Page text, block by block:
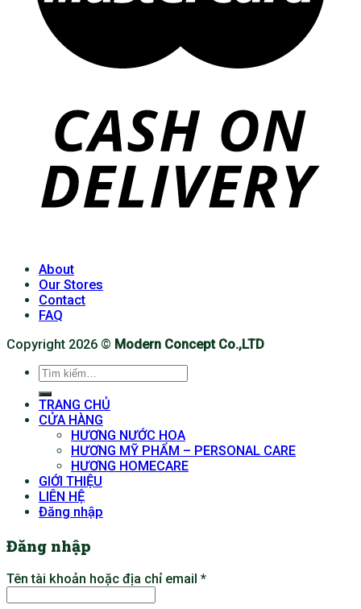
About
Our Stores
Contact
FAQ
Copyright 2026 © Modern Concept Co.,LTD
Tìm
TRANG CHỦ
CỬA HÀNG
HƯƠNG NƯỚC HOA
HƯƠNG MỸ PHẨM – PERSONAL CARE
HƯƠNG HOMECARE
GIỚI THIỆU
LIÊN HỆ
Đăng nhập
Đăng nhập
Tên tài khoản hoặc địa chỉ email *